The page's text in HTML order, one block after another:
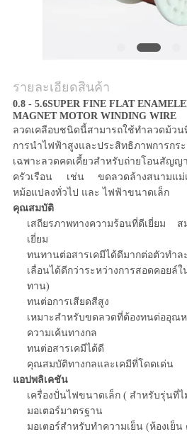
รายละเอียดสินค้า
0.8 - 5.6SUPER FINE FLAT
MAGNET MOTOR WINDING WIRE
ลวดเคลือบชนิดนี้สามารถใช้ทำลวดม้วน
การนำไฟฟ้าสูงและประสิทธิภาพกา
เฉพาะลวดคดเคี้ยวสำหรับถ่ายโอนสัญ
ครัวเรือน เช่น ขดลวดล้างสนามแม่
หม้อแปลงทั่วไป และ ไฟฟ้าขนาดเล็ก
คุณสมบัติ
เสถียรภาพทางความร้อนที่ดีเยี่ยม ส
เยี่ยม
ทนทานต่อสารเคมีได้ดีมากต่อตัวทำล
เลื่อนได้ดีกว่าระหว่างการสอดคอย
ทาน)
ทนต่อการเสียดสีสูง
เหมาะสำหรับขดลวดที่ต้องทนต่ออุณห
ความเค้นทางกล
ทนต่อสารเคมีได้ดี
คุณสมบัติทางกลและเคมีที่โดดเด่น
แอปพลิเคชัน
เครื่องปั่นไฟขนาดเล็ก ( สำหรับรุ่นที่
มอเตอร์มาตรฐาน
มอเตอร์สำหรับทำความเย็น (ห้องเย็